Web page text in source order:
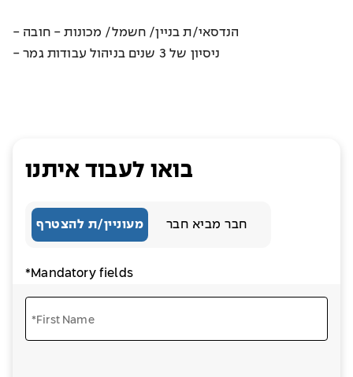
- הנדסאי/ת בניין/ חשמל/ מכונות - חובה
בואו לעבוד איתנו
מעוניין/ת להצטרף חבר מביא חבר
*Mandatory fields
*First Name